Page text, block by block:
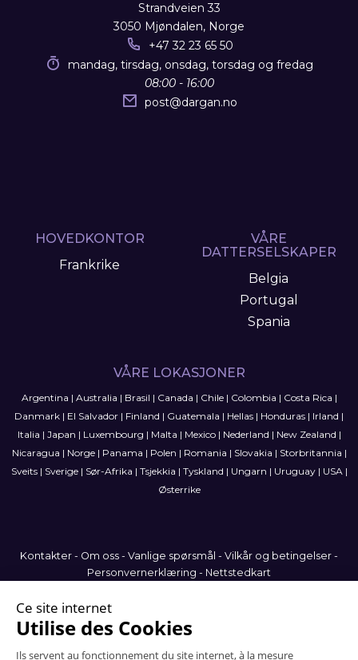
Strandveien 33
3050 Mjøndalen, Norge
+47 32 23 65 50
mandag, tirsdag, onsdag, torsdag og fredag
08:00 - 16:00
post@dargan.no
HOVEDKONTOR
Frankrike
VÅRE
DATTERSELSKAPER
Belgia
Portugal
Spania
VÅRE LOKASJONER
Argentina | Australia | Brasil | Canada | Chile| Colombia | Costa Rica |
Danmark | El Salvador | Finland | Guatemala | Hellas | Honduras | Irland |
Italia | Japan | Luxembourg | Malta | Mexico| Nederland | New Zealand |
Nicaragua | Norge| Panama | Polen | Romania | Slovakia | Storbritannia |
Sveits| Sverige| Sør-Afrika | Tsjekkia | Tyskland | Ungarn | Uruguay| USA|
Østerrike
Kontakter - Om oss - Vanlige spørsmål - Vilkår og betingelser -
Personvernerklæring - Nettstedkart
Norway